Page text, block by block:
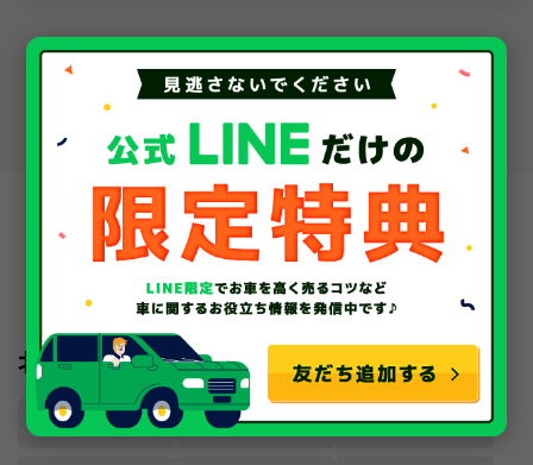
車のお役立ちコラム一覧
車買取・中古車査定
全国の対応地域一覧
北海道・東北
北海道 青森県 岩手県